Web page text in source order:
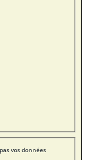
vos données